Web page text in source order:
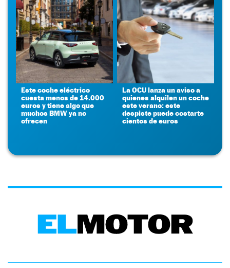
Este coche eléctrico
cuesta menos de 14.000
euros y tiene algo que
muchos BMW ya no
ofrecen
La OCU lanza un aviso a
quienes alquilen un coche
este verano: este
despiste puede costarte
cientos de euros